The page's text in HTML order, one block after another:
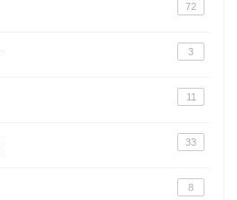
72
3
11
33
8